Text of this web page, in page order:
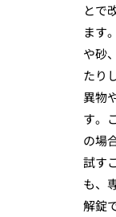
とで
ます
や砂
たり
異物
す。
の場
試す
も、
解錠